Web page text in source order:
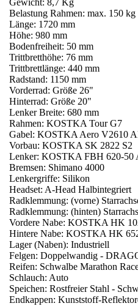
Gewicht: 8,7 Kg
Belastung Rahmen: max. 150 kg
Länge: 1720 mm
Höhe: 980 mm
Bodenfreiheit: 50 mm
Trittbretthöhe: 76 mm
Trittbrettlänge: 440 mm
Radstand: 1150 mm
Vorderrad: Größe 26"
Hinterrad: Größe 20"
Lenker Breite: 680 mm
Rahmen: KOSTKA Tour G7
Gabel: KOSTKA Aero V2610
Vorbau: KOSTKA SK 2822 S2
Lenker: KOSTKA FBH 620-50
Bremsen: Shimano 4000
Lenkergriffe: Silikon
Headset: A-Head Halbintegriert
Radklemmung: (vorne)
Radklemmung: (hinten)
Vordere Nabe: KOSTKA HK
Hintere Nabe: KOSTKA HK
Lager (Naben): Industriell
Felgen: Doppelwandig -
Reifen: Schwalbe Marathon
Schlauch: Auto
Speichen: Rostfreier Stahl -
Endkappen: Kunststoff-